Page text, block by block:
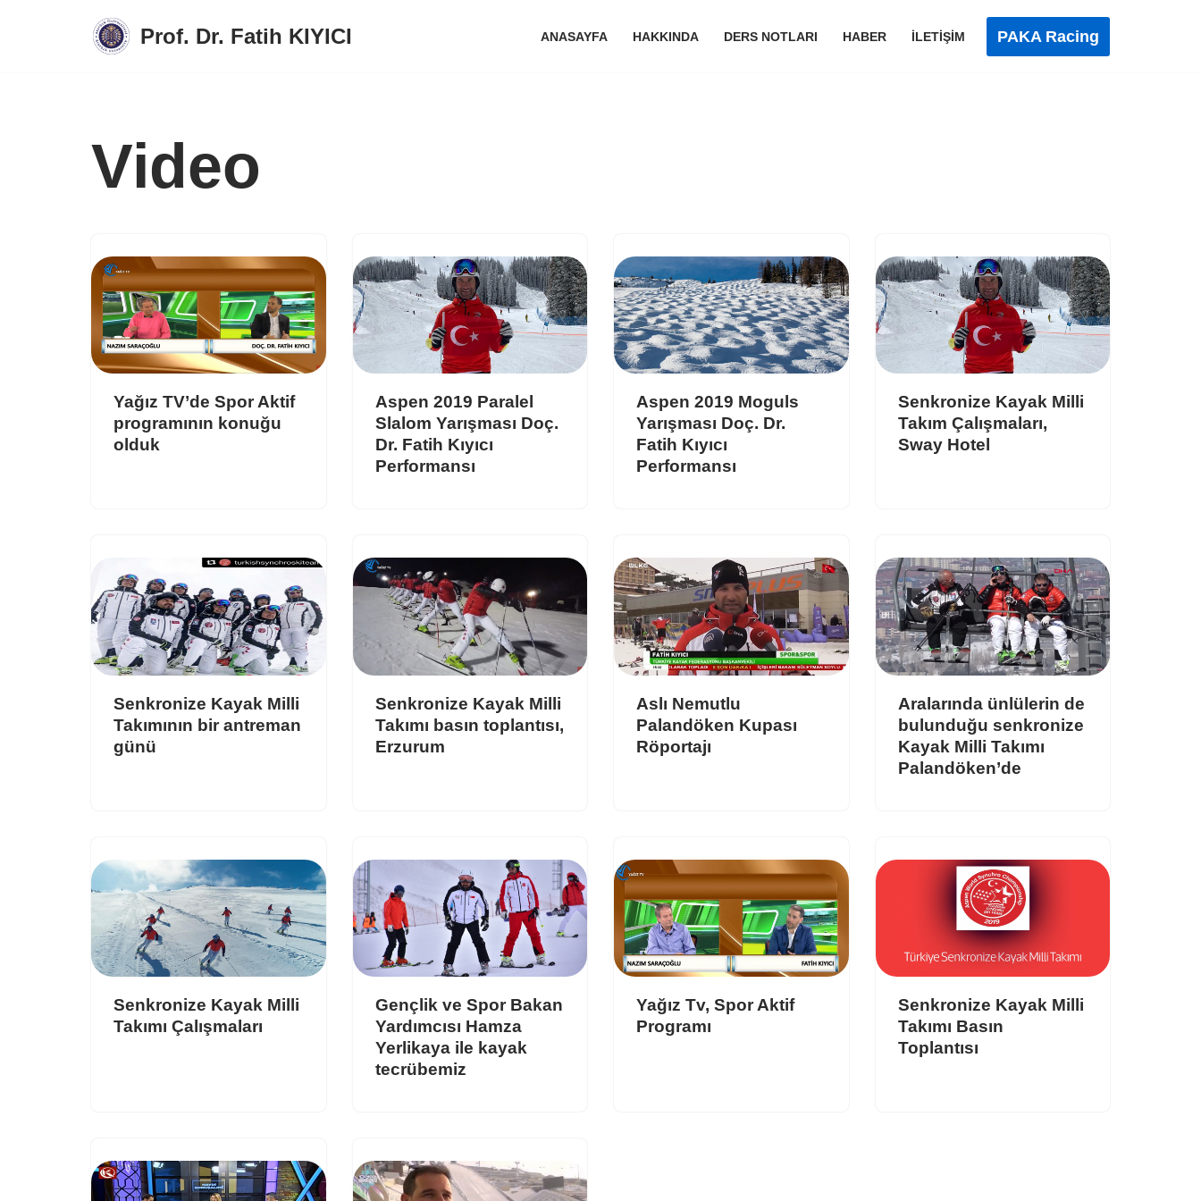
Prof. Dr. Fatih KIYICI ANASAYFA HAKKINDA DERS NOTLARI HABER İLETIŞIM PAKA Racing
Video
Yağız TV’de Spor Aktif
programının konuğu
olduk
Aspen 2019 Paralel
Slalom Yarışması Doç.
Dr. Fatih Kıyıcı
Performansı
Aspen 2019 Moguls
Yarışması Doç. Dr.
Fatih Kıyıcı
Performansı
Senkronize Kayak Milli
Takım Çalışmaları,
Sway Hotel
Senkronize Kayak Milli
Takımının bir antreman
günü
Senkronize Kayak Milli
Takımı basın toplantısı,
Erzurum
Aslı Nemutlu
Palandöken Kupası
Röportajı
Aralarında ünlülerin de
bulunduğu senkronize
Kayak Milli Takımı
Palandöken’de
Senkronize Kayak Milli
Takımı Çalışmaları
Gençlik ve Spor Bakan
Yardımcısı Hamza
Yerlikaya ile kayak
tecrübemiz
Yağız Tv, Spor Aktif
Programı
Senkronize Kayak Milli
Takımı Basın
Toplantısı